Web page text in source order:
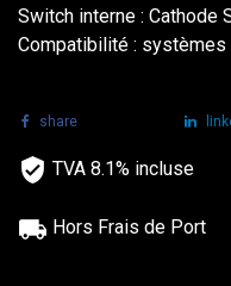
Switch interne : Cathode
Compatibilité :
share
TVA 8.1% incluse
Hors Frais de Port